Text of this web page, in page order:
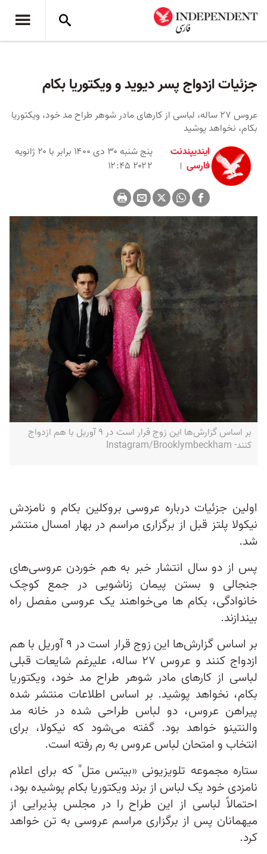
جزئیات ازدواج پسر دیوید و ویکتوریا بکام
عروس ۲۷ ساله، لباسی از کارهای مادر شوهر طراح مد خود، ویکتوریا
بکام، نخواهد پوشید
ایندیپندنت
فارسی
پنج شنبه ۳۰ دی ۱۴۰۰ برابر با ۲۰ ژانویه
۲۰۲۲ ۱۲:۴۵
بر اساس گزارش‌ها این زوج قرار است در ۹ آوریل با هم ازدواج
کنند- Instagram/Brooklymbeckham
اولین جزئیات درباره عروسی بروکلین بکام و نامزدش
نیکولا پلتز قبل از برگزاری مراسم در بهار امسال منتشر
شد.
پس از دو سال انتشار خبر به هم خوردن عروسی‌های
جنجالی و بستن پیمان زناشویی در جمع کوچک
خانوادگی، بکام ها می‌خواهند یک عروسی مفصل راه
بیندازند.
بر اساس گزارش‌ها این زوج قرار است در ۹ آوریل با هم
ازدواج کنند و عروس ۲۷ ساله، علیرغم شایعات قبلی
لباسی از کارهای مادر شوهر طراح مد خود، ویکتوریا
بکام، نخواهد پوشید. بر اساس اطلاعات منتشر شده
پیراهن عروس، دو لباس طراحی شده در خانه مد
والنتینو خواهد بود. گفته می‌شود که نیکولا، برای
انتخاب و امتحان لباس عروس به رم رفته است.
ستاره مجموعه تلویزیونی «بیتس متل" که برای اعلام
نامزدی خود یک لباس از برند ویکتوریا بکام پوشیده بود،
احتمالاً لباسی از این طراح را در مجلس پذیرایی از
میهمانان پس از برگزاری مراسم عروسی به تن خواهد
کرد.